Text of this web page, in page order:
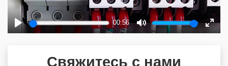
Play
00:56
Mute
Enter
Свяжитесь с нами